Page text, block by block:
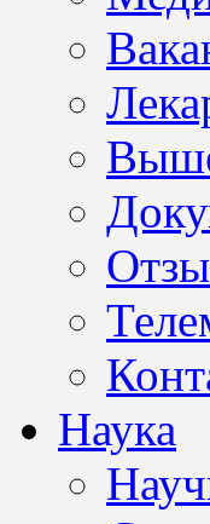
Наука